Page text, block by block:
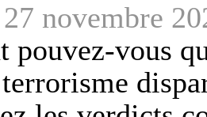
27 novembre
pouvez-vous